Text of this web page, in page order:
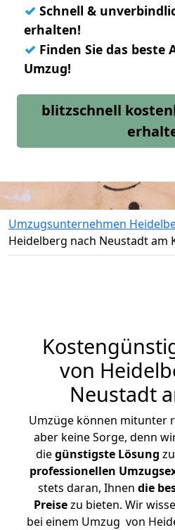
✓ Schnell &
erhalten!
✓ Finden Sie das
Umzug!
blitzschnell
Umzugsunternehmen
Heidelberg nach Neustadt am
von
Neustadt
Umzüge können mitunter
aber keine Sorge, denn
diegünstigste Lösung
professionellen
stets daran, Ihnen die
Preisezu bieten. Wir
bei einem Umzug von